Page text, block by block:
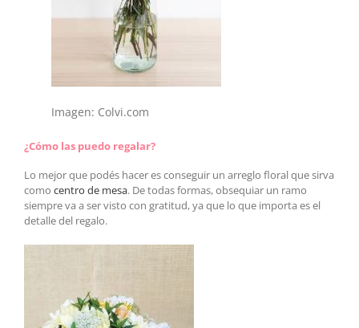
Imagen: Colvi.com
¿Cómo las puedo regalar?
Lo mejor que podés hacer es conseguir un arreglo floral que sirva
como centro de mesa. De todas formas, obsequiar un ramo
siempre va a ser visto con gratitud, ya que lo que importa es el
detalle del regalo.